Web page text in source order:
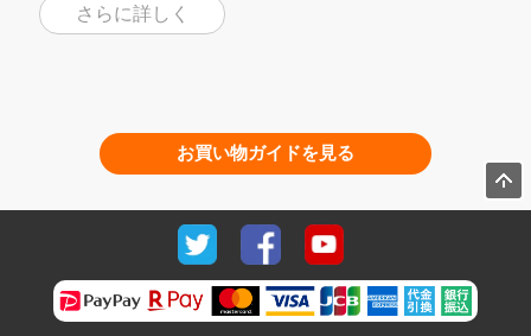
さらに詳しく
お買い物ガイドを見る